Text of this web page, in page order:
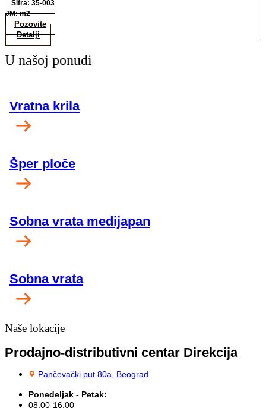
Šifra: 35-003
JM: m2
Pozovite
Detalji
U našoj ponudi
Vratna krila
Šper ploče
Sobna vrata medijapan
Sobna vrata
Naše lokacije
Prodajno-distributivni centar Direkcija
Pančevački put 80a, Beograd
Ponedeljak - Petak:
08:00-16:00